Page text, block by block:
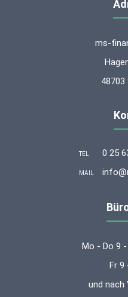
ms-
TEL 0 25
MAIL
Mo - Do 9
Fr 9
und nach